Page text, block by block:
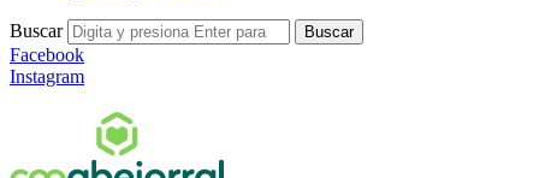
Buscar Buscar
Facebook
Instagram